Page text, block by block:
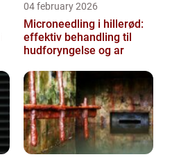
04 february 2026
Microneedling i hillerød:
effektiv behandling til
hudforyngelse og ar